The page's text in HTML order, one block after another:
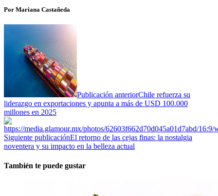
Por Mariana Castañeda
Publicación anteriorChile refuerza su
liderazgo en exportaciones y apunta a más de USD 100.000
millones en 2025
Siguiente publicaciónEl retorno de las cejas finas: la nostalgia
noventera y su impacto en la belleza actual
También te puede gustar